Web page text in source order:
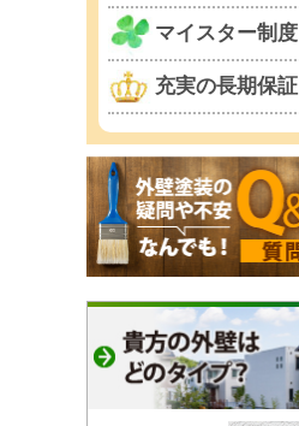
マイスター制度
充実の長期保証